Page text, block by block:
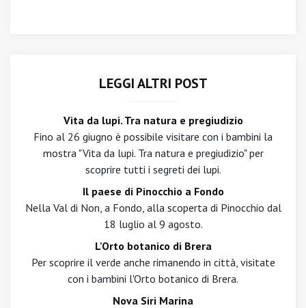
LEGGI ALTRI POST
Vita da lupi. Tra natura e pregiudizio
Fino al 26 giugno è possibile visitare con i bambini la
mostra "Vita da lupi. Tra natura e pregiudizio" per
scoprire tutti i segreti dei lupi.
Il paese di Pinocchio a Fondo
Nella Val di Non, a Fondo, alla scoperta di Pinocchio dal
18 luglio al 9 agosto.
L'Orto botanico di Brera
Per scoprire il verde anche rimanendo in città, visitate
con i bambini l'Orto botanico di Brera.
Nova Siri Marina